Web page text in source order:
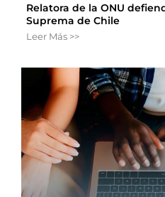
Relatora de la ONU
Suprema de Chile
Leer Más >>